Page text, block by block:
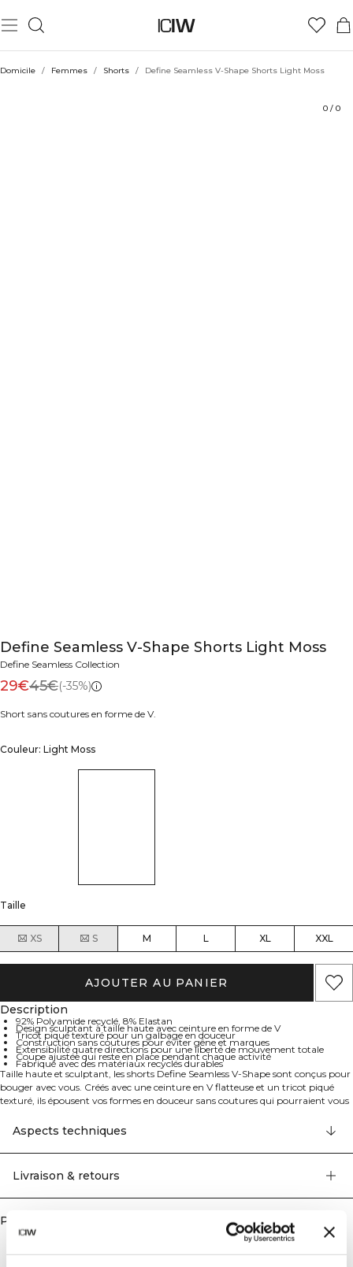
Domicile / Femmes / Shorts / Define Seamless V-Shape Shorts Light Moss
0 / 0
Define Seamless V-Shape Shorts Light Moss
Define Seamless Collection
29€45€(-35%)
Short sans coutures en forme de V.
Couleur: Light Moss
Taille
XS S M L XL XXL
AJOUTER AU PANIER
Description
92% Polyamide recyclé, 8% Elastan
Design sculptant à taille haute avec ceinture en forme de V
Tricot piqué texturé pour un galbage en douceur
Construction sans coutures pour éviter gêne et marques
Extensibilité quatre directions pour une liberté de mouvement totale
Coupe ajustée qui reste en place pendant chaque activité
Fabriqué avec des matériaux recyclés durables
Taille haute et sculptant, les shorts Define Seamless V-Shape sont conçus pour
bouger avec vous. Créés avec une ceinture en V flatteuse et un tricot piqué
texturé, ils épousent vos formes en douceur sans coutures qui pourraient vous
chaque répétition, étirement ou pas, tandis que le tissu extensible dans quatre
directions offre une liberté de mouvement totale. Fabriqués à partir de 92%
polyamide recyclé et 8% élastane.
Aspects techniques
Livraison & retours
Produits similaires